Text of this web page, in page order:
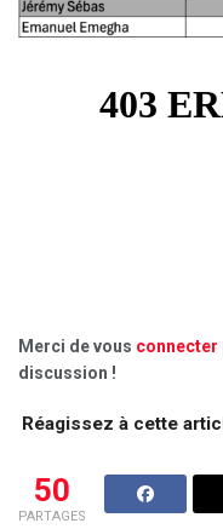
Merci de vous connecter
discussion !
Réagissez à cette
50
PARTAGES